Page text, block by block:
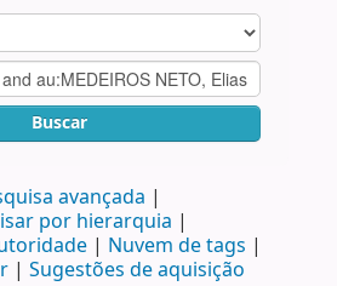
Buscar
avançada
por hierarquia
Nuvem de tags
Sugestões de aquisição